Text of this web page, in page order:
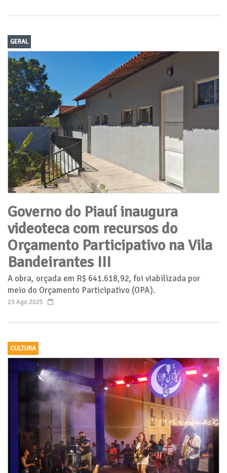
GERAL
Governo do Piauí inaugura
videoteca com recursos do
Orçamento Participativo na Vila
Bandeirantes III
A obra, orçada em R$ 641.618,92, foi viabilizada por
meio do Orçamento Participativo (OPA).
23 Ago 2025
CULTURA